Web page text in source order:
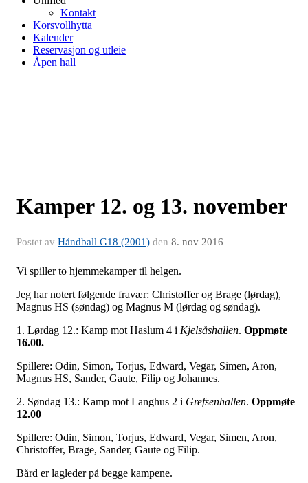
Kontakt
Korsvollhytta
Kalender
Reservasjon og utleie
Åpen hall
Kamper 12. og 13. november
Postet av Håndball G18 (2001) den 8. nov 2016
Vi spiller to hjemmekamper til helgen.
Jeg har notert følgende fravær: Christoffer og Brage (lørdag),
Magnus HS (søndag) og Magnus M (lørdag og søndag).
1. Lørdag 12.: Kamp mot Haslum 4 i Kjelsåshallen. Oppmøte
16.00.
Spillere: Odin, Simon, Torjus, Edward, Vegar, Simen, Aron,
Magnus HS, Sander, Gaute, Filip og Johannes.
2. Søndag 13.: Kamp mot Langhus 2 i Grefsenhallen. Oppmøte
12.00
Spillere: Odin, Simon, Torjus, Edward, Vegar, Simen, Aron,
Christoffer, Brage, Sander, Gaute og Filip.
Bård er lagleder på begge kampene.